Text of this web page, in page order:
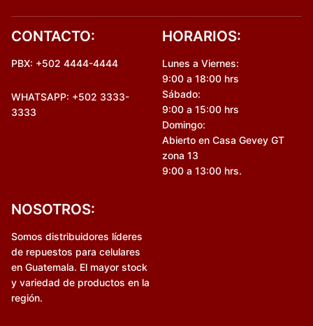
CONTACTO:
PBX: +502 4444-4444
WHATSAPP: +502 3333-
3333
HORARIOS:
Lunes a Viernes:
9:00 a 18:00 hrs
Sábado:
9:00 a 15:00 hrs
Domingo:
Abierto en Casa Gevey GT
zona 13
9:00 a 13:00 hrs.
NOSOTROS:
Somos distribuidores líderes
de repuestos para celulares
en Guatemala. El mayor stock
y variedad de productos en la
región.